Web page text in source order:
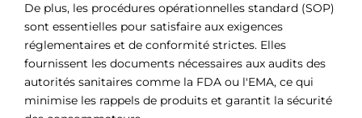
De plus, les procédures opérationnelles standard (SOP)
sont essentielles pour satisfaire aux exigences
réglementaires et de conformité strictes. Elles
fournissent les documents nécessaires aux audits des
autorités sanitaires comme la FDA ou l'EMA, ce qui
minimise les rappels de produits et garantit la sécurité